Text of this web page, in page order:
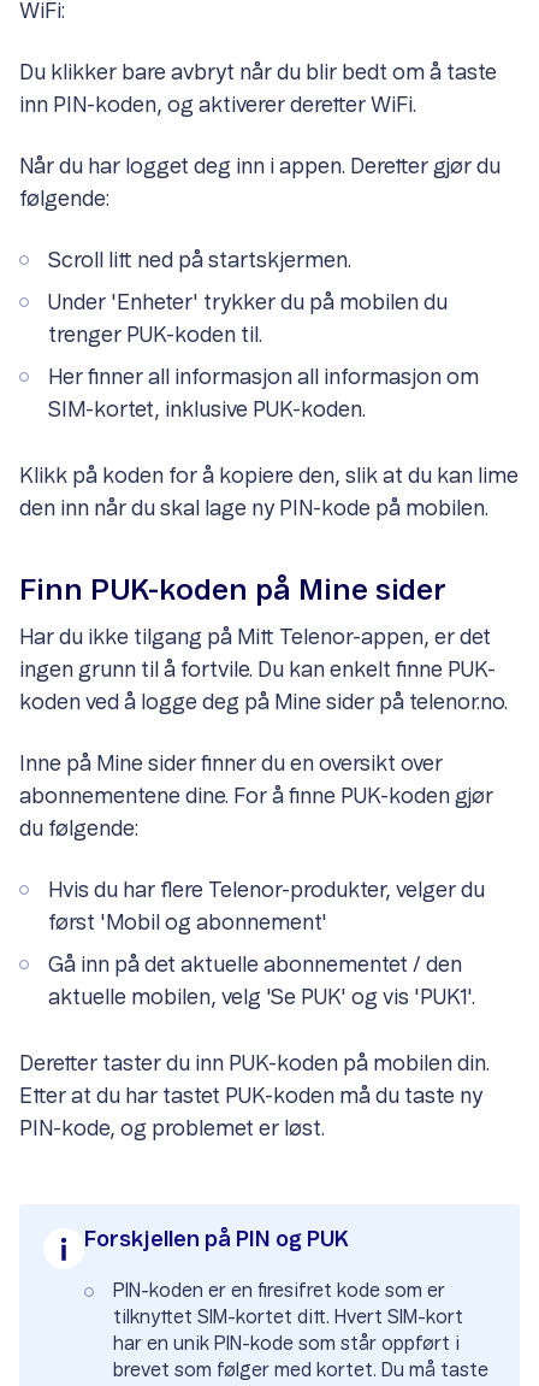
WiFi:
Du klikker bare avbryt når du blir bedt om å taste
inn PIN-koden, og aktiverer deretter WiFi.
Når du har logget deg inn i appen. Deretter gjør du
følgende:
Scroll litt ned på startskjermen.
Under 'Enheter' trykker du på mobilen du
trenger PUK-koden til.
Her finner all informasjon all informasjon om
SIM-kortet, inklusive PUK-koden.
Klikk på koden for å kopiere den, slik at du kan lime
den inn når du skal lage ny PIN-kode på mobilen.
Finn PUK-koden på Mine sider
Har du ikke tilgang på Mitt Telenor-appen, er det
ingen grunn til å fortvile. Du kan enkelt finne PUK-
koden ved å logge deg på Mine sider på telenor.no.
Inne på Mine sider finner du en oversikt over
abonnementene dine. For å finne PUK-koden gjør
du følgende:
Hvis du har flere Telenor-produkter, velger du
først 'Mobil og abonnement'
Gå inn på det aktuelle abonnementet / den
aktuelle mobilen, velg 'Se PUK' og vis 'PUK1'.
Deretter taster du inn PUK-koden på mobilen din.
Etter at du har tastet PUK-koden må du taste ny
PIN-kode, og problemet er løst.
Forskjellen på PIN og PUK
PIN-koden er en firesifret kode som er
tilknyttet SIM-kortet ditt. Hvert SIM-kort
har en unik PIN-kode som står oppført i
brevet som følger med kortet. Du må taste